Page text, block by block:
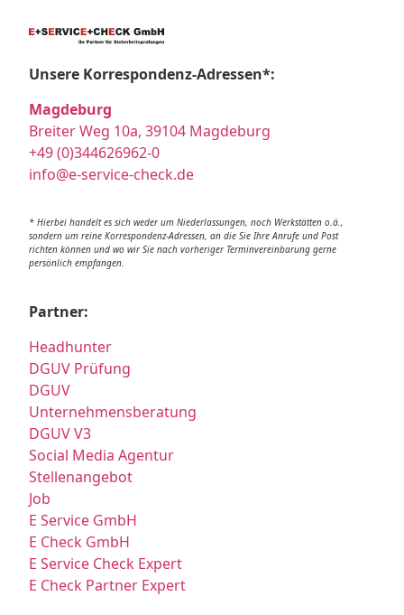
Unsere Korrespondenz-Adressen*:
Magdeburg
Breiter Weg 10a, 39104 Magdeburg
+49 (0)344626962-0
info@e-service-check.de
* Hierbei handelt es sich weder um Niederlassungen, noch Werkstätten o.ä.,
sondern um reine Korrespondenz-Adressen, an die Sie Ihre Anrufe und Post
richten können und wo wir Sie nach vorheriger Terminvereinbarung gerne
persönlich empfangen.
Partner:
Headhunter
DGUV Prüfung
DGUV
Unternehmensberatung
DGUV V3
Social Media Agentur
Stellenangebot
Job
E Service GmbH
E Check GmbH
E Service Check Expert
E Check Partner Expert